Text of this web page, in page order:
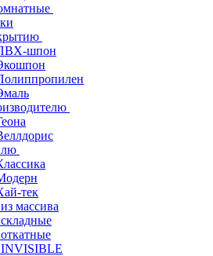
шпон
тек
массива